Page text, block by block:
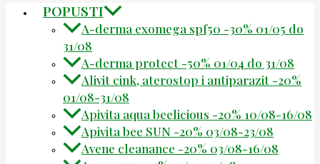
POPUSTI
A-derma exomega spf50 -30% 01/05 do
31/08
A-derma protect -50% 01/04 do 31/08
Alivit cink, aterostop i antiparazit -20%
01/08-31/08
Apivita aqua beelicious -20% 10/08-16/08
Apivita bee SUN -20% 03/08-23/08
Avene cleanance -20% 03/08-16/08